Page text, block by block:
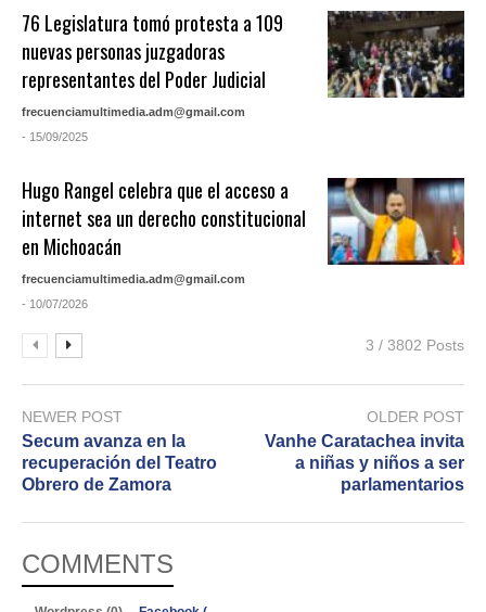
76 Legislatura tomó protesta a 109
nuevas personas juzgadoras
representantes del Poder Judicial
frecuenciamultimedia.adm@gmail.com
- 15/09/2025
Hugo Rangel celebra que el acceso a
internet sea un derecho constitucional
en Michoacán
frecuenciamultimedia.adm@gmail.com
- 10/07/2026
3 / 3802 Posts
NEWER POST
Secum avanza en la
recuperación del Teatro
Obrero de Zamora
OLDER POST
Vanhe Caratachea invita
a niñas y niños a ser
parlamentarios
COMMENTS